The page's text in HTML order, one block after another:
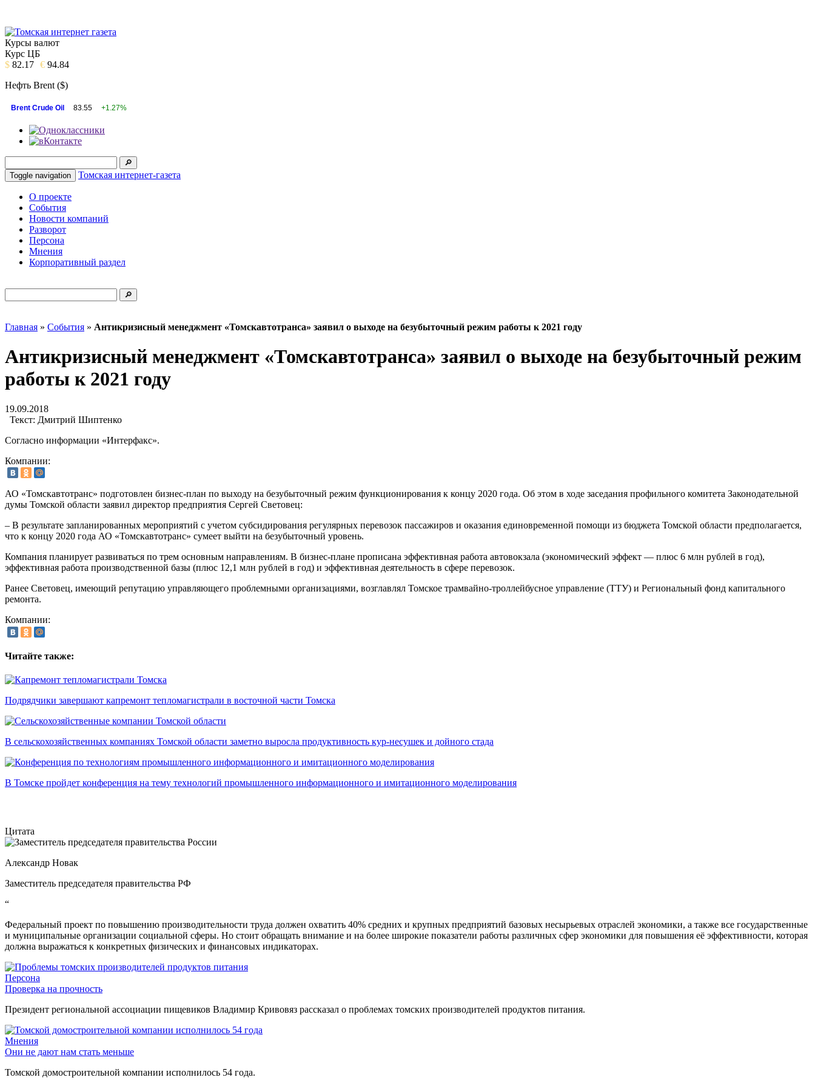
Курсы валют
Курс ЦБ
$ 82.17 € 94.84
Нефть Brent ($)
Brent Crude Oil 83.55 +1.27%
Toggle navigation Томская интернет-газета
О проекте
События
Новости компаний
Разворот
Персона
Мнения
Корпоративный раздел
Главная » События » Антикризисный менеджмент «Томскавтотранса» заявил о выходе на безубыточный режим работы к 2021 году
Антикризисный менеджмент «Томскавтотранса» заявил о выходе на безубыточный режим
работы к 2021 году
19.09.2018
Текст: Дмитрий Шиптенко
Согласно информации «Интерфакс».
Компании:
АО «Томскавтотранс» подготовлен бизнес-план по выходу на безубыточный режим функционирования к концу 2020 года. Об этом в ходе заседания профильного комитета Законодательной
думы Томской области заявил директор предприятия Сергей Световец:
– В результате запланированных мероприятий с учетом субсидирования регулярных перевозок пассажиров и оказания единовременной помощи из бюджета Томской области предполагается,
что к концу 2020 года АО «Томскавтотранс» сумеет выйти на безубыточный уровень.
Компания планирует развиваться по трем основным направлениям. В бизнес-плане прописана эффективная работа автовокзала (экономический эффект — плюс 6 млн рублей в год),
эффективная работа производственной базы (плюс 12,1 млн рублей в год) и эффективная деятельность в сфере перевозок.
Ранее Световец, имеющий репутацию управляющего проблемными организациями, возглавлял Томское трамвайно-троллейбусное управление (ТТУ) и Региональный фонд капитального
ремонта.
Компании:
Читайте также:
Подрядчики завершают капремонт тепломагистрали в восточной части Томска
В сельскохозяйственных компаниях Томской области заметно выросла продуктивность кур-несушек и дойного стада
В Томске пройдет конференция на тему технологий промышленного информационного и имитационного моделирования
Цитата
Александр Новак
Заместитель председателя правительства РФ
“
Федеральный проект по повышению производительности труда должен охватить 40% средних и крупных предприятий базовых несырьевых отраслей экономики, а также все государственные
и муниципальные организации социальной сферы. Но стоит обращать внимание и на более широкие показатели работы различных сфер экономики для повышения её эффективности, которая
должна выражаться к конкретных физических и финансовых индикаторах.
Персона
Проверка на прочность
Президент региональной ассоциации пищевиков Владимир Кривовяз рассказал о проблемах томских производителей продуктов питания.
Мнения
Они не дают нам стать меньше
Томской домостроительной компании исполнилось 54 года.